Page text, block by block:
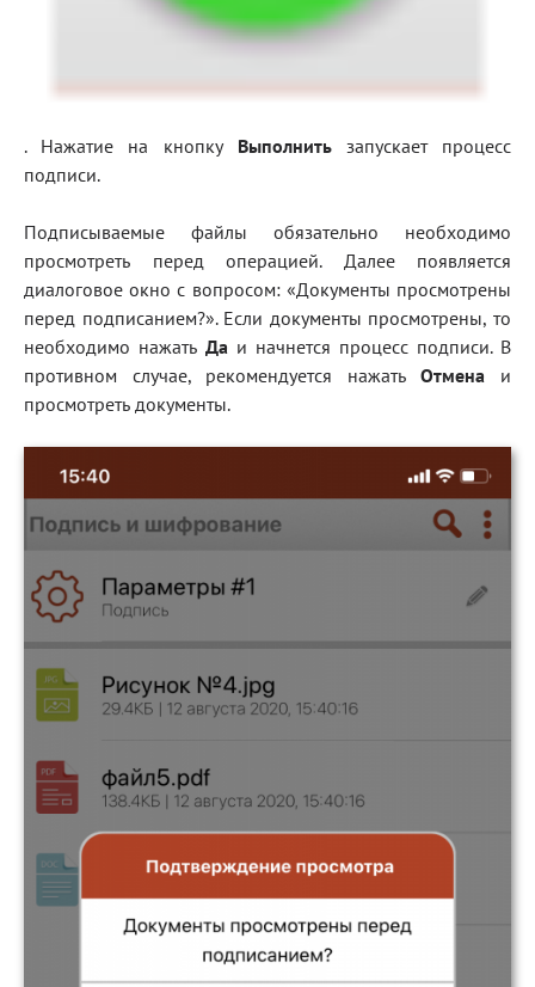
. Нажатие на кнопку Выполнитьзапускает процесс
подписи.
Подписываемые файлы обязательно необходимо
просмотреть перед операцией. Далее появляется
диалоговое окно с вопросом: «Документы просмотрены
перед подписанием?». Если документы просмотрены, то
необходимо нажать Да и начнется процесс подписи. В
противном случае, рекомендуется нажатьОтмена и
просмотреть документы.